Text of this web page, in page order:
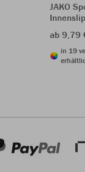
JAKO
Innenslip
ab 9,79
in 19